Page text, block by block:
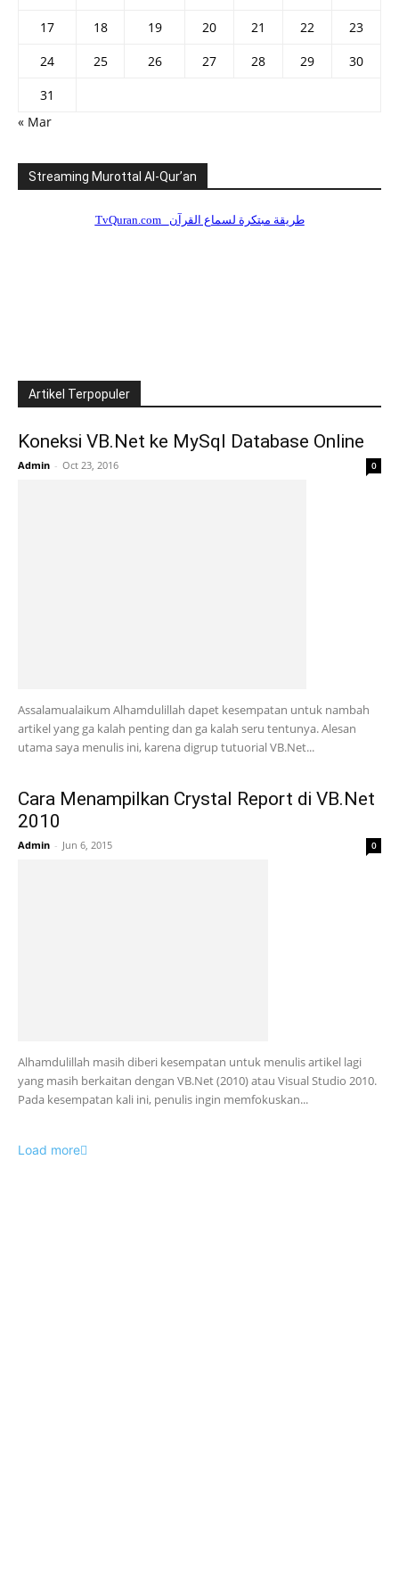
17
18 19 20 21 22
23
24
25 26 27 28 29
30
31
« Mar
Streaming Murottal Al-Qur’an
Artikel Terpopuler
Koneksi VB.Net ke MySql Database Online
Admin - Oct 23, 2016 0
Assalamualaikum Alhamdulillah dapet kesempatan untuk nambah
artikel yang ga kalah penting dan ga kalah seru tentunya. Alesan
utama saya menulis ini, karena digrup tutuorial VB.Net...
Cara Menampilkan Crystal Report di VB.Net
2010
Admin - Jun 6, 2015 0
Alhamdulillah masih diberi kesempatan untuk menulis artikel lagi
yang masih berkaitan dengan VB.Net (2010) atau Visual Studio 2010.
Pada kesempatan kali ini, penulis ingin memfokuskan...
Load more